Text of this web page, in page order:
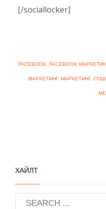
[/sociallocker]
FACEBOOK FACEBOOK
МАРКЕТИНГ, МАРКЕТИНГ,
ХАЙЛТ